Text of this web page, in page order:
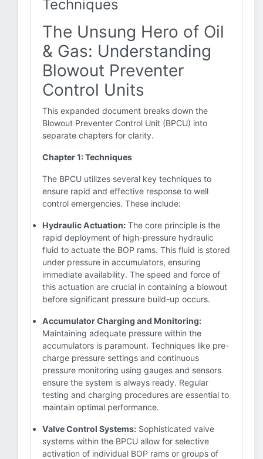
Techniques
The Unsung Hero of Oil
& Gas: Understanding
Blowout Preventer
Control Units
This expanded document breaks down the
Blowout Preventer Control Unit (BPCU) into
separate chapters for clarity.
Chapter 1: Techniques
The BPCU utilizes several key techniques to
ensure rapid and effective response to well
control emergencies. These include:
Hydraulic Actuation: The core principle is the
rapid deployment of high-pressure hydraulic
fluid to actuate the BOP rams. This fluid is stored
under pressure in accumulators, ensuring
immediate availability. The speed and force of
this actuation are crucial in containing a blowout
before significant pressure build-up occurs.
Accumulator Charging and Monitoring:
Maintaining adequate pressure within the
accumulators is paramount. Techniques like pre-
charge pressure settings and continuous
pressure monitoring using gauges and sensors
ensure the system is always ready. Regular
testing and charging procedures are essential to
maintain optimal performance.
Valve Control Systems: Sophisticated valve
systems within the BPCU allow for selective
activation of individual BOP rams or groups of